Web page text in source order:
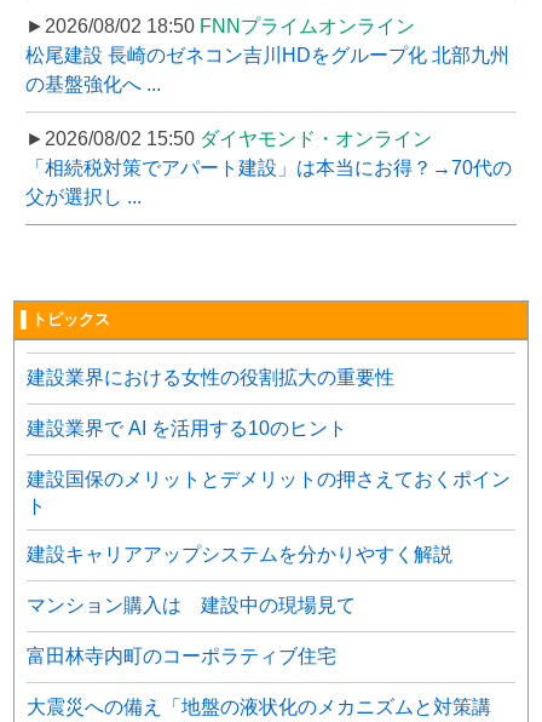
►2026/08/02 18:50 FNNプライムオンライン
松尾建設 長崎のゼネコン吉川HDをグループ化 北部九州
の基盤強化へ ...
►2026/08/02 15:50 ダイヤモンド・オンライン
「相続税対策でアパート建設」は本当にお得？→70代の
父が選択し ...
▌トピックス
建設業界における女性の役割拡大の重要性
建設業界で AI を活用する10のヒント
建設国保のメリットとデメリットの押さえておくポイン
ト
建設キャリアアップシステムを分かりやすく解説
マンション購入は 建設中の現場見て
富田林寺内町のコーポラティブ住宅
大震災への備え「地盤の液状化のメカニズムと対策講